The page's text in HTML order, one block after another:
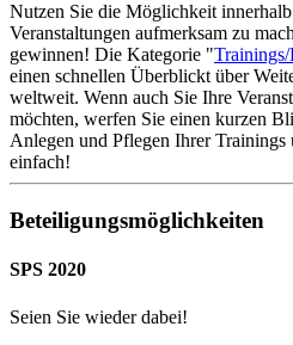
Nutzen Sie die Möglichkeit
Veranstaltungen aufmerksam zu
gewinnen! Die Kategorie "Trainings/
einen schnellen Überblickt über
weltweit. Wenn auch Sie Ihre
möchten, werfen Sie einen kurzen
Anlegen und Pflegen Ihrer Trainings
einfach!
Beteiligungsmöglichkeiten
SPS 2020
Seien Sie wieder dabei!